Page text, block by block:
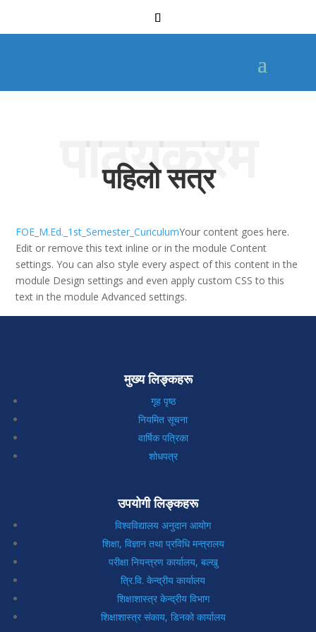
पाठ्यक्रम
पहिलो सत्र
FOE_M.Ed._1st_Semester_CuriculumYour content goes here.
Edit or remove this text inline or in the module Content
settings. You can also style every aspect of this content in the
module Design settings and even apply custom CSS to this
text in the module Advanced settings.
मुख्य लिङ्कहरू
गृह पृष्ठ
नियमित सूचना
वार्षिक पत्रिका
शोधपत्र
उपयोगी लिङ्कहरू
विश्वविद्यालय अनुदान आयोग
शिक्षा, विज्ञान तथा प्रविधि मन्त्रालय
परीक्षा नियन्त्रण कार्यालय, बल्खु
त्रि.वि. केन्द्रीय कार्यालय
शिक्षाशास्त्र केन्द्रीय विभाग
शिक्षाशास्त्र संकाय, डिनको कार्यालय